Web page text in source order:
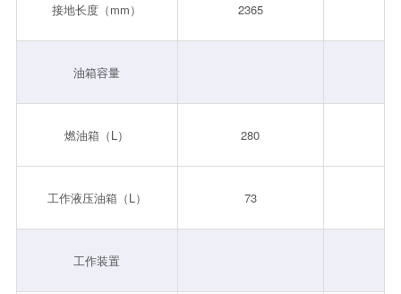
接地长度（mm） 2365
油箱容量
燃油箱（L） 280
工作液压油箱（L） 73
工作装置